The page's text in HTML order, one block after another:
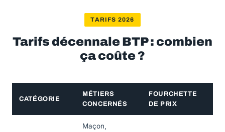
TARIFS 2026
Tarifs décennale BTP : combien
ça coûte ?
CATÉGORIE
MÉTIERS
CONCERNÉS
FOURCHETTE
DE PRIX
Maçon,